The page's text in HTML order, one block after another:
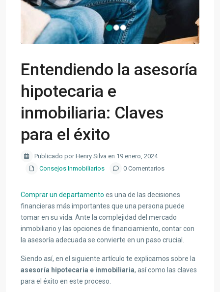
Entendiendo la asesoría
hipotecaria e
inmobiliaria: Claves
para el éxito
Publicado por Henry Silva en 19 enero, 2024
Consejos Inmobiliarios
0 Comentarios
Comprar un departamento es una de las decisiones
financieras más importantes que una persona puede
tomar en su vida. Ante la complejidad del mercado
inmobiliario y las opciones de financiamiento, contar con
la asesoría adecuada se convierte en un paso crucial.
Siendo así, en el siguiente artículo te explicamos sobre la
asesoría hipotecaria e inmobiliaria, así como las claves
para el éxito en este proceso.